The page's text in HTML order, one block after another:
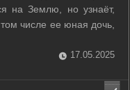
на Землю, но узнаёт,
числе ее юная дочь,
17.05.2025